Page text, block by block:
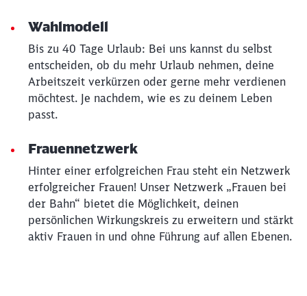
Wahlmodell
Bis zu 40 Tage Urlaub: Bei uns kannst du selbst
entscheiden, ob du mehr Urlaub nehmen, deine
Arbeitszeit verkürzen oder gerne mehr verdienen
möchtest. Je nachdem, wie es zu deinem Leben
passt.
Frauennetzwerk
Hinter einer erfolgreichen Frau steht ein Netzwerk
erfolgreicher Frauen! Unser Netzwerk „Frauen bei
der Bahn“ bietet die Möglichkeit, deinen
persönlichen Wirkungskreis zu erweitern und stärkt
aktiv Frauen in und ohne Führung auf allen Ebenen.